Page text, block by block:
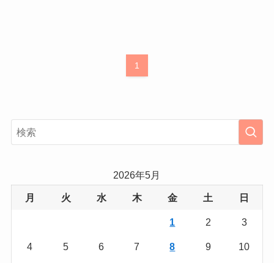
1
2026年5月
月 火 水 木 金 土 日
1 2 3
4 5 6 7 8 9 10